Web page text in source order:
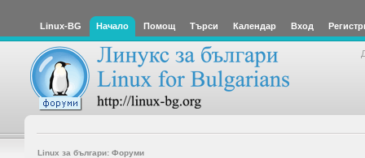
Linux-BG Начало Помощ Търси Календар Вход
Linux за българи: Форуми